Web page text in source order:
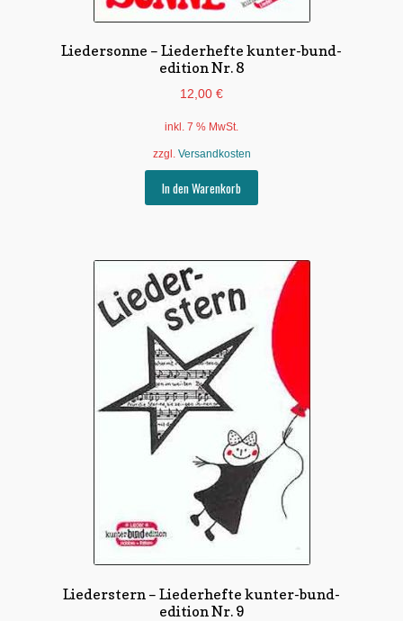
Liedersonne – Liederhefte kunter-bund-
edition Nr. 8
12,00 €
inkl. 7 % MwSt.
zzgl. Versandkosten
In den Warenkorb
Liederstern – Liederhefte kunter-bund-
edition Nr. 9